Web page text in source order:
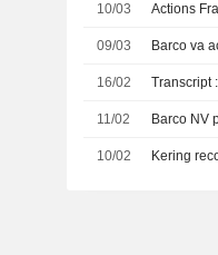
10/03 Actions
09/03 Barco va
16/02 Transcript
11/02 Barco NV
10/02 Kering